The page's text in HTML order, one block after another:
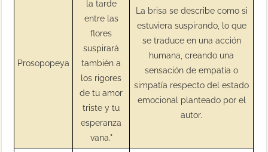
Prosopopeya
la tarde
entre las
flores
suspirará
también a
los rigores
de tu amor
triste y tu
esperanza
vana."
La brisa se describe como si
estuviera suspirando, lo que
se traduce en una acción
humana, creando una
sensación de empatía o
simpatía respecto del estado
emocional planteado por el
autor.